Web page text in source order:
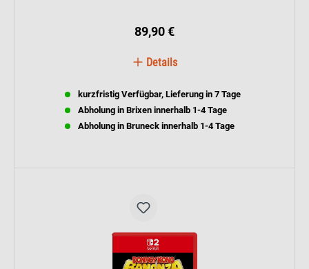
89,90 €
Details
kurzfristig Verfügbar, Lieferung in 7 Tage
Abholung in Brixen innerhalb 1-4 Tage
Abholung in Bruneck innerhalb 1-4 Tage